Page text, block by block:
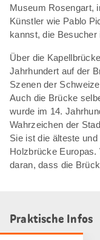
Museum Rosengart,
Künstler wie Pablo
kannst, die Besucher
Über die
Jahrhundert auf der
Szenen der
Auch die Brücke
wurde im 14.
Wahrzeichen der
Sie ist die älteste
Holzbrücke Europas.
daran, dass die
Praktische Infos